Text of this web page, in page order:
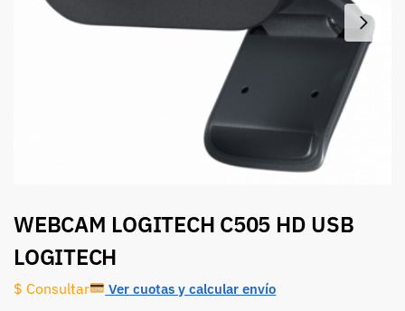
WEBCAM LOGITECH C505 HD USB
LOGITECH
$ Consultar Ver cuotas y calcular envío